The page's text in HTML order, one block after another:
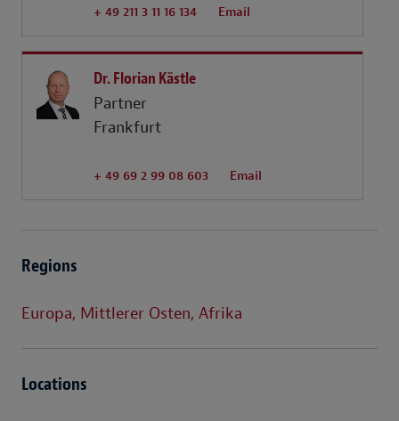
+ 49 211 3 11 16 134 Email
Dr. Florian Kästle
Partner
Frankfurt
+ 49 69 2 99 08 603 Email
Regions
Europa, Mittlerer Osten, Afrika
Locations